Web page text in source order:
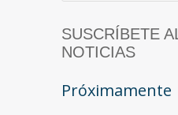
SUSCRÍBETE
NOTICIAS
Próximamente